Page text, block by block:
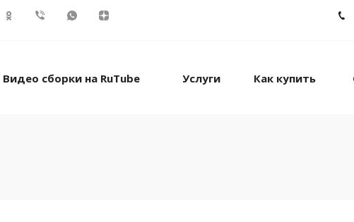
Видео сборки на RuTube Услуги Как купить